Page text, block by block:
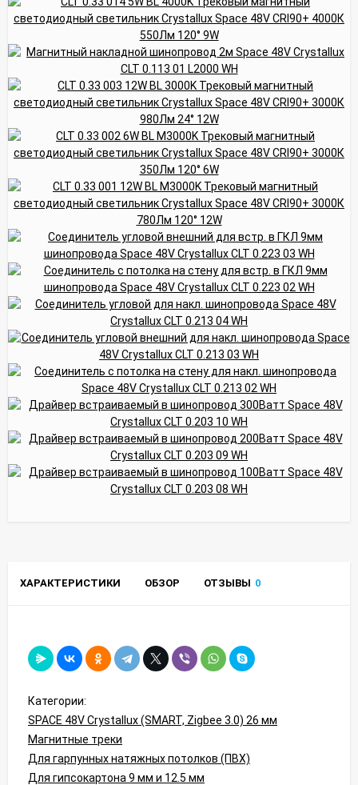
ХАРАКТЕРИСТИКИ ОБЗОР ОТЗЫВЫ 0
Категории:
SPACE 48V Crystallux (SMART, Zigbee 3.0) 26 мм
Магнитные треки
Для гарпунных натяжных потолков (ПВХ)
Для гипсокартона 9 мм и 12.5 мм